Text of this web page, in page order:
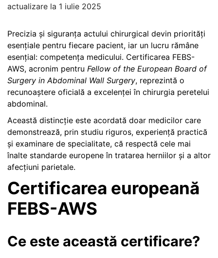
actualizare la 1 iulie 2025
Precizia și siguranța actului chirurgical devin priorități
esențiale pentru fiecare pacient, iar un lucru rămâne
esențial: competența medicului. Certificarea FEBS-
AWS, acronim pentru Fellow of the European Board of
Surgery in Abdominal Wall Surgery, reprezintă o
recunoaștere oficială a excelenței în chirurgia peretelui
abdominal.
Această distincție este acordată doar medicilor care
demonstrează, prin studiu riguros, experiență practică
și examinare de specialitate, că respectă cele mai
înalte standarde europene în tratarea herniilor și a altor
afecțiuni parietale.
Certificarea europeană
FEBS-AWS
Ce este această certificare?